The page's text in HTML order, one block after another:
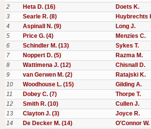
2
Heta D. (16) Doets K.
3
Searle R. (8) Huybrechts
4
Aspinall N. (9) Long J.
5
Price G. (4) Menzies C.
6
Schindler M. (13) Sykes T.
7
Noppert D. (5) Razma M.
8
Wattimena J. (12) Chisnall D.
9
van Gerwen M. (2) Ratajski K.
10
Woodhouse L. (15) Gilding A.
11
Dobey C. (7) Thorpe T.
12
Smith R. (10) Cullen J.
13
Clayton J. (3) Joyce R.
14
De Decker M. (14) O'Connor W.